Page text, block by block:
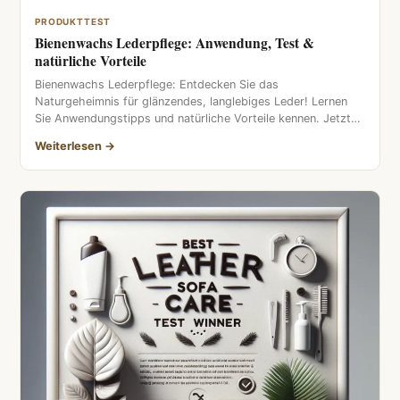
PRODUKTTEST
Bienenwachs Lederpflege: Anwendung, Test &
natürliche Vorteile
Bienenwachs Lederpflege: Entdecken Sie das
Naturgeheimnis für glänzendes, langlebiges Leder! Lernen
Sie Anwendungstipps und natürliche Vorteile kennen. Jetzt
Weiterlesen →